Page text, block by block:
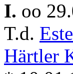
I. oo
T.d.
Härtler